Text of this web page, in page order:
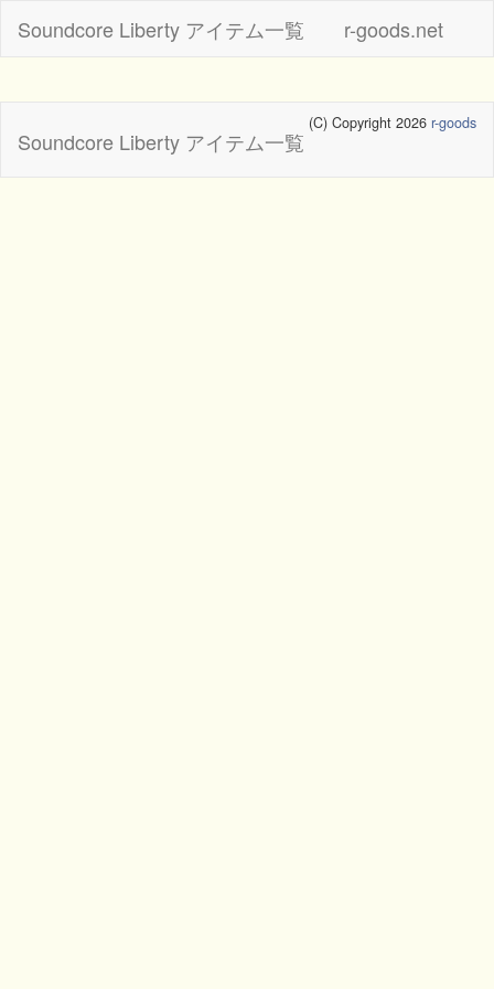
Soundcore Liberty アイテム一覧 r-goods.net
Soundcore Liberty アイテム一覧
(C) Copyright 2026 r-goods